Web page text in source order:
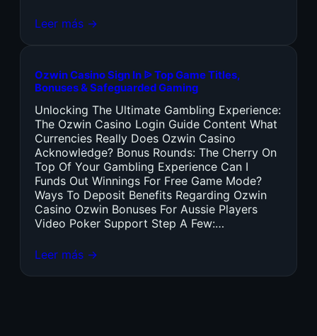
Leer más →
Ozwin Casino Sign In ᐉ Top Game Titles,
Bonuses & Safeguarded Gaming
Unlocking The Ultimate Gambling Experience:
The Ozwin Casino Login Guide Content What
Currencies Really Does Ozwin Casino
Acknowledge? Bonus Rounds: The Cherry On
Top Of Your Gambling Experience Can I
Funds Out Winnings For Free Game Mode?
Ways To Deposit Benefits Regarding Ozwin
Casino Ozwin Bonuses For Aussie Players
Video Poker Support Step A Few:…
Leer más →